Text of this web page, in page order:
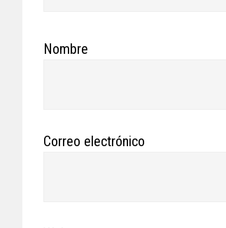
Nombre
Correo electrónico